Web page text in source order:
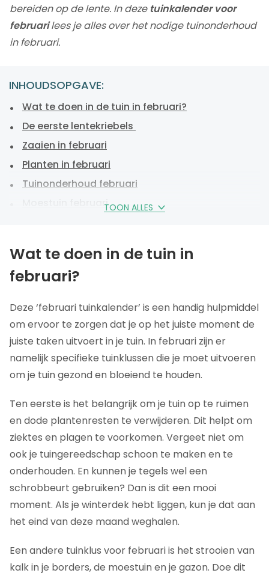
bereiden op de lente. In deze tuinkalender voor
februarilees je alles over het nodige tuinonderhoud
in februari.
INHOUDSOPGAVE:
TOON ALLES
Wat te doen in de tuin in februari?
De eerste lentekriebels
Zaaien in februari
Planten in februari
Tuinonderhoud februari
Moestuin februari
Tuinkalender februari: laat die lente maar
komen!
Wat te doen in de tuin in
februari?
Deze ‘februari tuinkalender’ is een handig hulpmiddel
om ervoor te zorgen dat je op het juiste moment de
juiste taken uitvoert in je tuin. In februari zijn er
namelijk specifieke tuinklussen die je moet uitvoeren
om je tuin gezond en bloeiend te houden.
Ten eerste is het belangrijk om je tuin op te ruimen
en dode plantenresten te verwijderen. Dit helpt om
ziektes en plagen te voorkomen. Vergeet niet om
ook je tuingereedschap schoon te maken en te
onderhouden. En kunnen je tegels wel een
schrobbeurt gebruiken? Dan is dit een mooi
moment. Als je winterdek hebt liggen, kun je dat aan
het eind van deze maand weghalen.
Een andere tuinklus voor februari is het strooien van
kalk in je borders, de moestuin en je gazon. Doe dit